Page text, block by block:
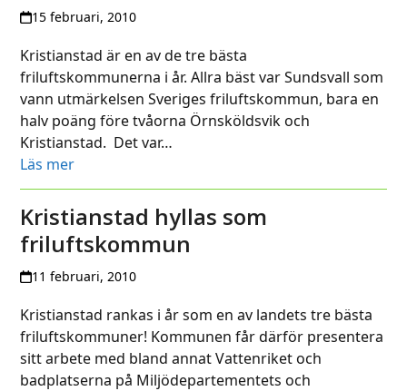
15 februari, 2010
Kristianstad är en av de tre bästa
friluftskommunerna i år. Allra bäst var Sundsvall som
vann utmärkelsen Sveriges friluftskommun, bara en
halv poäng före tvåorna Örnsköldsvik och
Kristianstad. Det var…
Läs mer
Kristianstad hyllas som
friluftskommun
11 februari, 2010
Kristianstad rankas i år som en av landets tre bästa
friluftskommuner! Kommunen får därför presentera
sitt arbete med bland annat Vattenriket och
badplatserna på Miljödepartementets och